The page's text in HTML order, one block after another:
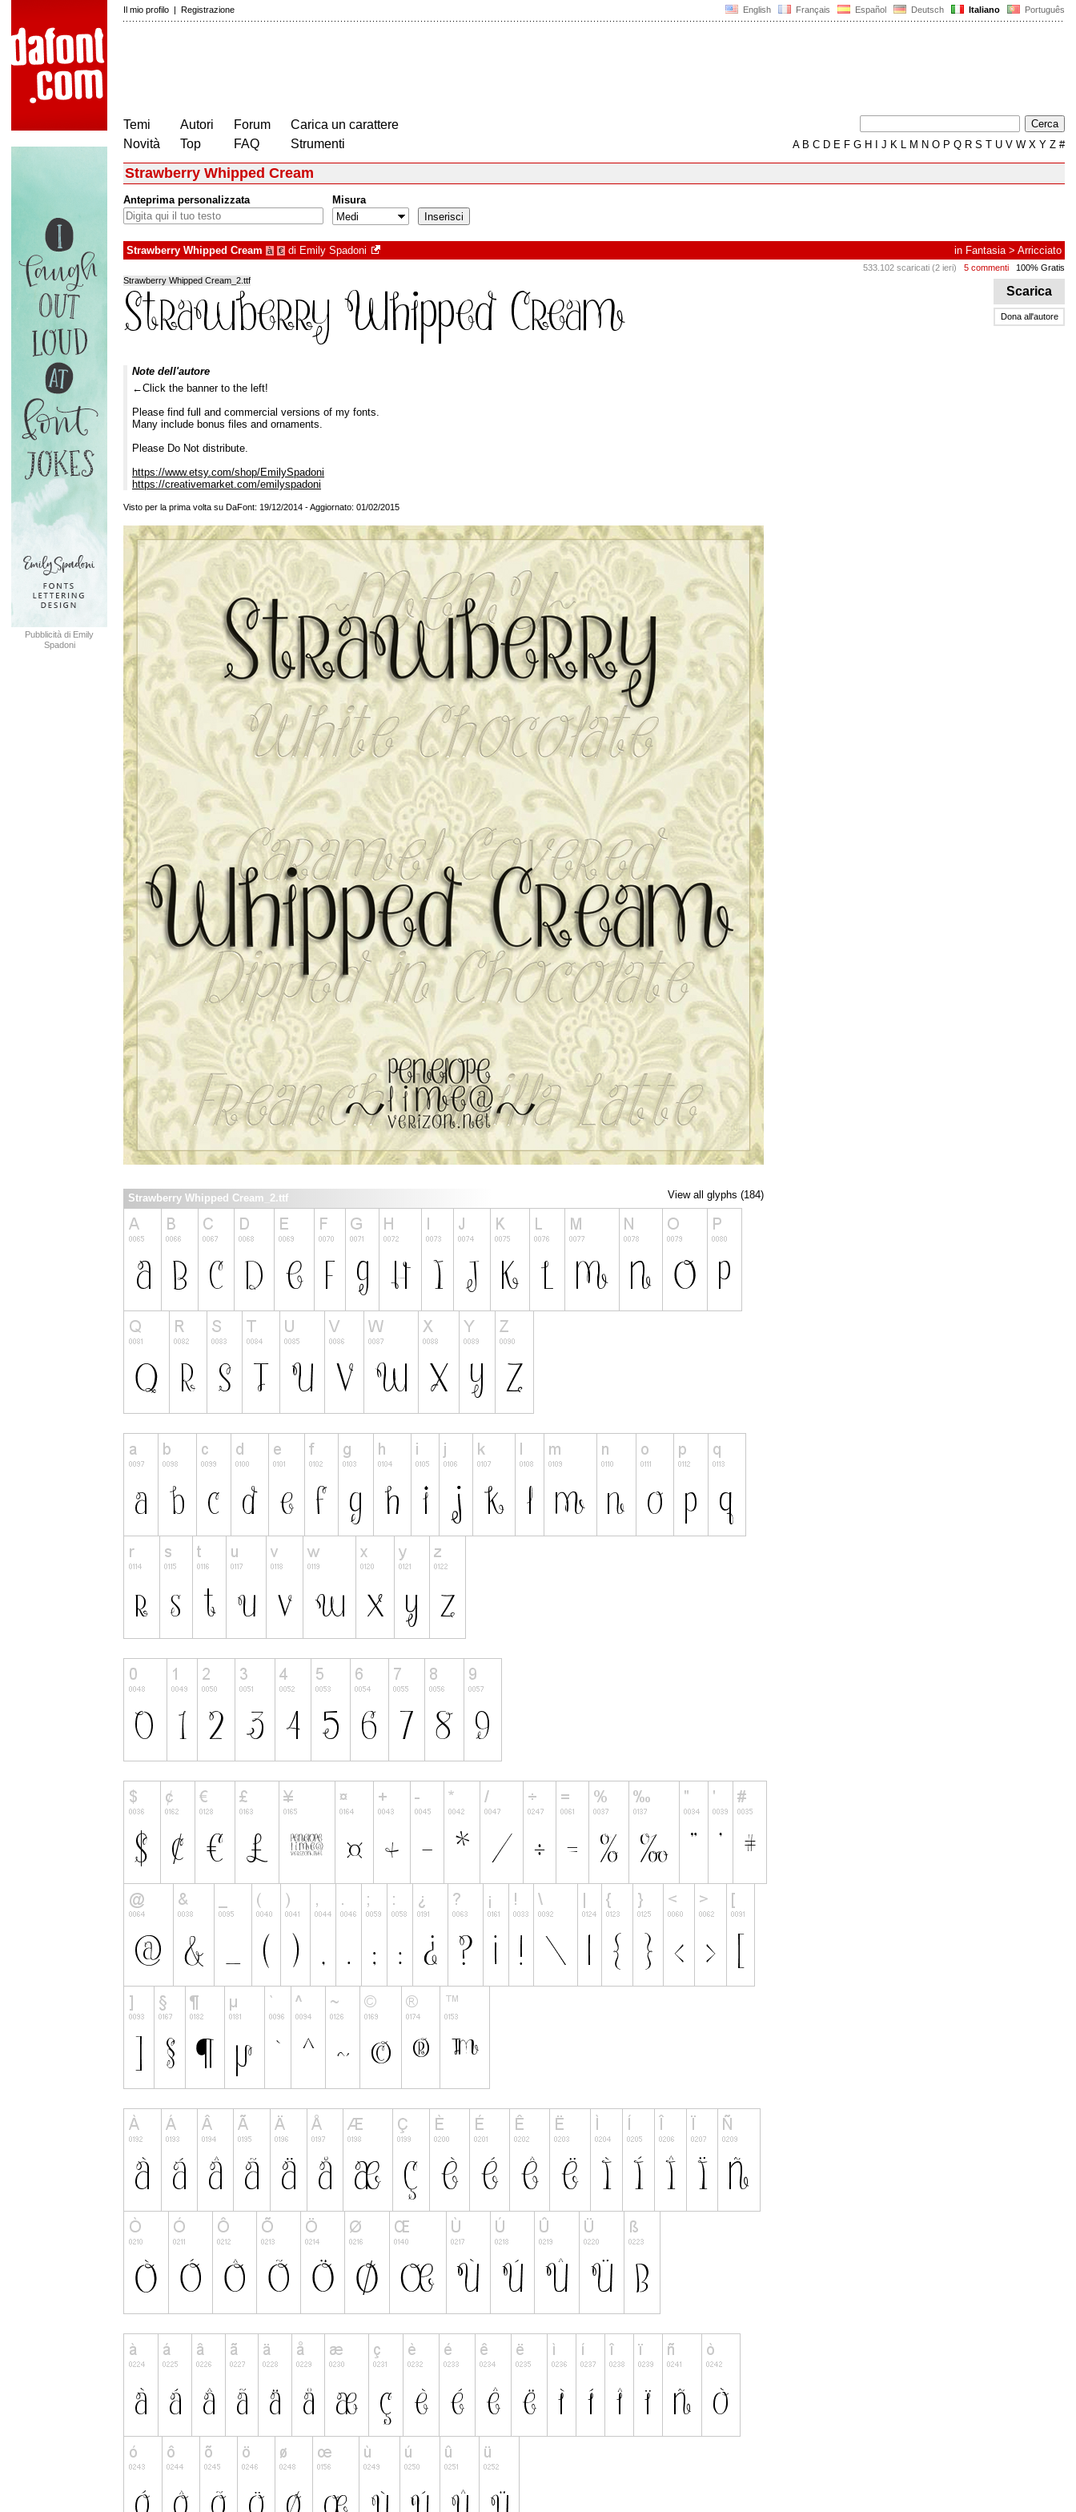
English Français Español Deutsch Italiano Português
Il mio profilo | Registrazione
Temi
Novità
Autori
Top
Forum
FAQ
Carica un carattere
Strumenti
AB C D E F G H J K L M N O P Q R S T U V W X Y Z #
Pubblicità di Emily
Spadoni
Strawberry Whipped Cream
Anteprima personalizzata Misura
Strawberry Whipped Cream à € di Emily Spadoni in Fantasia> Arricciato
533.102 scaricati (2 ieri) 5 commenti 100% Gratis
Scarica
Dona all'autore
Strawberry Whipped Cream_2.ttf
Note dell'autore
←Click the banner to the left!
Please find full and commercial versions of my fonts.
Many include bonus files and ornaments.
Please Do Not distribute.
https://www.etsy.com/shop/EmilySpadoni
https://creativemarket.com/emilyspadoni
Visto per la prima volta su DaFont: 19/12/2014 - Aggiornato: 01/02/2015
View all glyphs (184)
Strawberry Whipped Cream_2.ttf